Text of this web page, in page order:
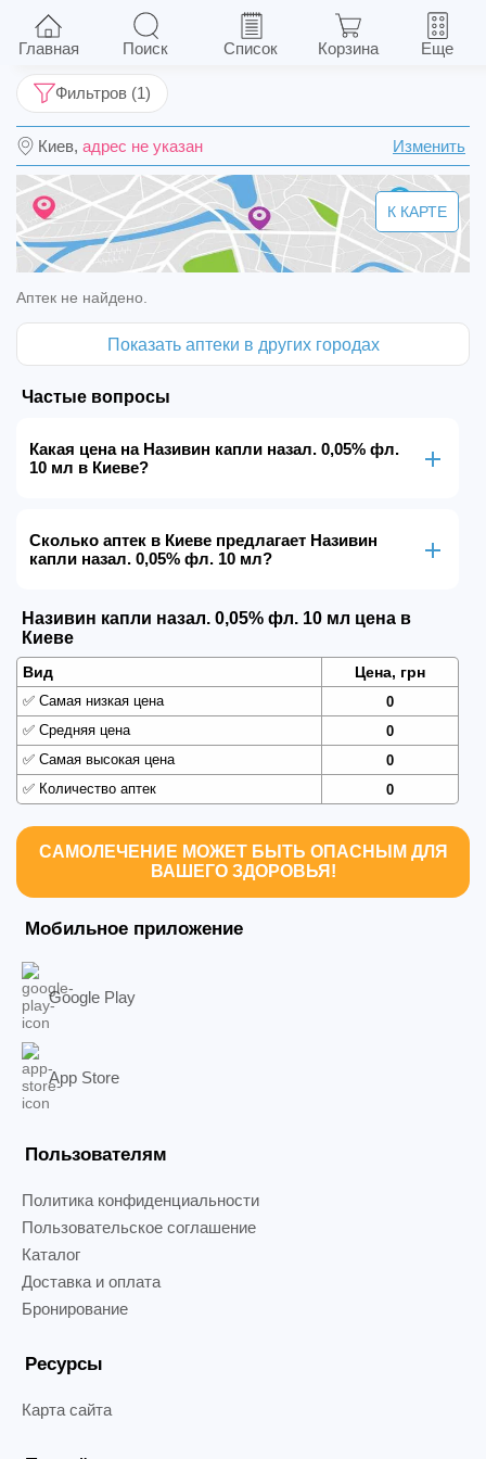
Називин капли назал. 0,05% фл. 10 мл
Киев, адрес не указан Изменить
Фильтров (1)
К КАРТЕ
Аптек не найдено.
Показать аптеки в других городах
Частые вопросы
Какая цена на Називин капли назал. 0,05% фл.
10 мл в Киеве?
Сколько аптек в Киеве предлагает Називин
капли назал. 0,05% фл. 10 мл?
Називин капли назал. 0,05% фл. 10 мл цена в
Киеве
Вид Цена, грн
✅ Самая низкая цена
0
✅ Средняя цена
0
✅ Самая высокая цена
0
✅ Количество аптек 0
САМОЛЕЧЕНИЕ МОЖЕТ БЫТЬ ОПАСНЫМ ДЛЯ
ВАШЕГО ЗДОРОВЬЯ!
Мобильное приложение
Google Play
App Store
Пользователям
Политика конфиденциальности
Пользовательское соглашение
Каталог
Доставка и оплата
Бронирование
Ресурсы
Карта сайта
Главная Поиск Список Корзина Еще